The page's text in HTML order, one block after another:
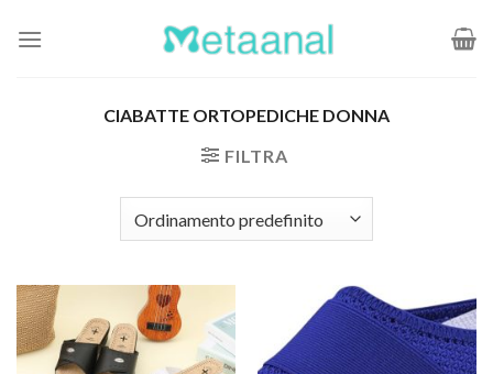
CIABATTE ORTOPEDICHE DONNA
FILTRA